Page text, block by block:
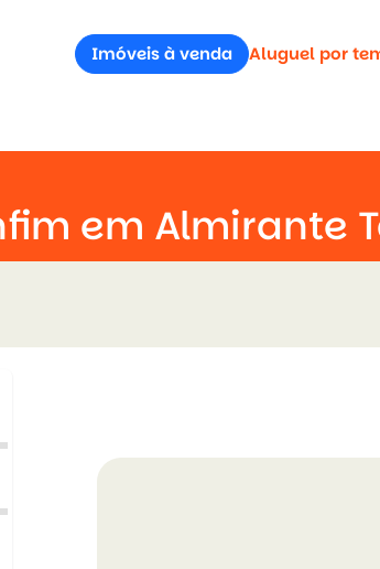
Imóveis à venda Aluguel por
em Almirante